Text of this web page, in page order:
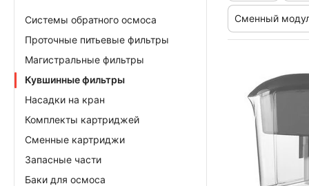
Сменный
Системы обратного осмоса
Проточные питьевые фильтры
Магистральные фильтры
Кувшинные фильтры
Насадки на кран
Комплекты картриджей
Сменные картриджи
Запасные части
Баки для осмоса